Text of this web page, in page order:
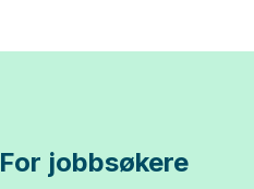
For jobbsøkere